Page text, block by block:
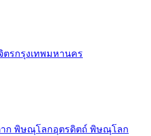
ตรกรุงเทพมหานคร
ก พิษณุโลกอุตรดิตถ์ พิษณุโลก